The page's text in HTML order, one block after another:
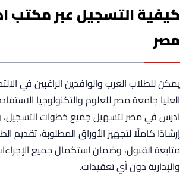
كيفية التسجيل عبر مكتب
مصر
يمكن للطلاب العرب والوافدين الراغبين في
العليا جامعة مصر للعلوم والتكنولوجيا
ادرس في مصر لتسهيل جميع خطوات التسجيل،
إرشادًا كاملًا لتجهيز الأوراق المطلوبة، تقديم
متابعة القبول، وضمان استكمال جميع
والإدارية دون أي تعقيدات.